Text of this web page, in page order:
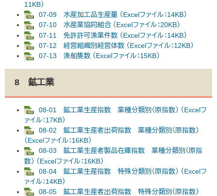
11KB）
07-09 水産加工品生産量 （Excelファイル：14KB）
07-10 水産業協同組合 （Excelファイル：20KB）
07-11 免許許可漁業件数 （Excelファイル：14KB）
07-12 経営組織別経営体数 （Excelファイル：12KB）
07-13 漁船隻数 （Excelファイル：15KB）
8 鉱工業
08-01 鉱工業生産指数 業種分類別（原指数） （Excelフ
ァイル：17KB）
08-02 鉱工業生産者出荷指数 業種分類別（原指数）
（Excelファイル：16KB）
08-03 鉱工業生産者製品在庫指数 業種分類別（原指
数） （Excelファイル：16KB）
08-04 鉱工業生産指数 特殊分類別（原指数） （Excelフ
ァイル：14KB）
08-05 鉱工業生産者出荷指数 特殊分類別（原指数）